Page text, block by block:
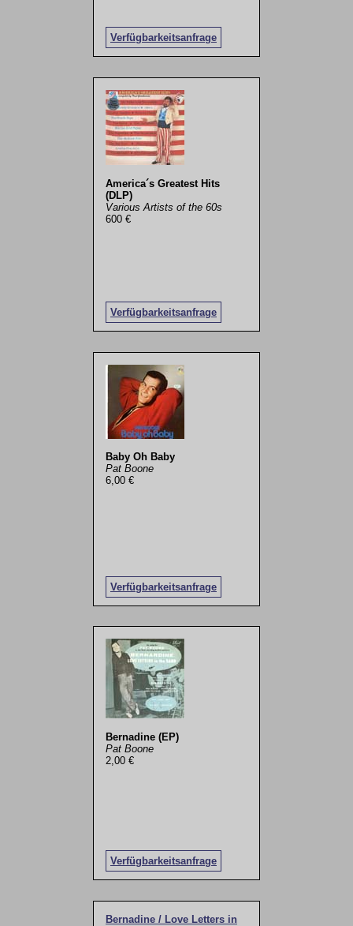
Verfügbarkeitsanfrage
America´s Greatest Hits
(DLP)
Various Artists of the 60s
600 €
Verfügbarkeitsanfrage
Baby Oh Baby
Pat Boone
6,00 €
Verfügbarkeitsanfrage
Bernadine (EP)
Pat Boone
2,00 €
Verfügbarkeitsanfrage
Bernadine / Love Letters in